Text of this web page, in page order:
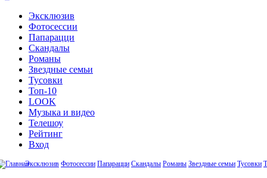
Эксклюзив
Фотосессии
Папарацци
Скандалы
Романы
Звездные семьи
Тусовки
Топ-10
LOOK
Музыка и видео
Телешоу
Рейтинг
Вход
Эксклюзив Фотосессии Папарацци Скандалы Романы Звездные семьи Тусовки